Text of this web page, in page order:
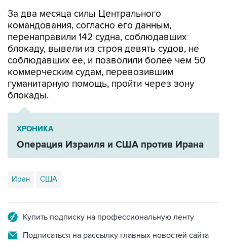
За два месяца силы Центрального
командования, согласно его данным,
перенаправили 142 судна, соблюдавших
блокаду, вывели из строя девять судов, не
соблюдавших ее, и позволили более чем 50
коммерческим судам, перевозившим
гуманитарную помощь, пройти через зону
блокады.
ХРОНИКА
Операция Израиля и США против Ирана
Иран США
Купить подписку на профессиональную ленту
Подписаться на рассылку главных новостей сайта